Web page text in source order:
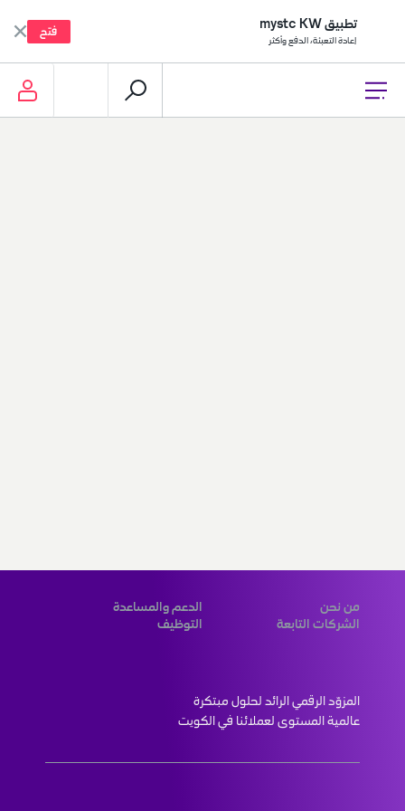
تطبيق mystc KW
إعادة التعبئة، الدفع وأكثر
فتح
من نحن
الدعم والمساعدة
الشركات التابعة
التوظيف
عالمية المستوى لعملائنا في الكويت